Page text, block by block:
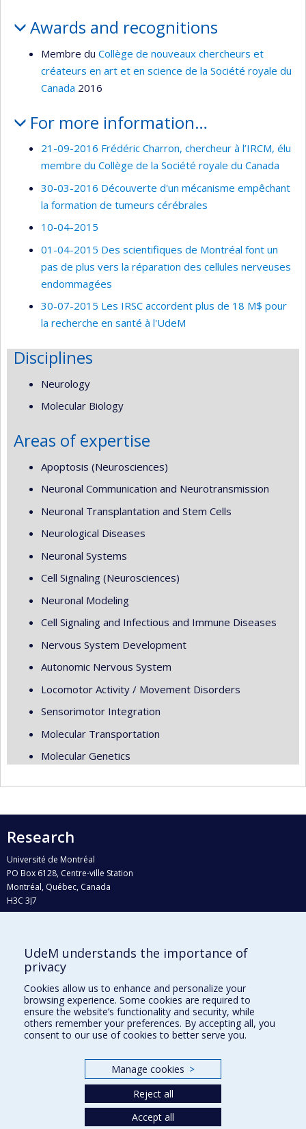
Awards and recognitions
Membre du Collège de nouveaux chercheurs et
créateurs en art et en science de la Société royale du
Canada 2016
For more information…
21-09-2016 Frédéric Charron, chercheur à l’IRCM, élu
membre du Collège de la Société royale du Canada
30-03-2016 Découverte d'un mécanisme empêchant
la formation de tumeurs cérébrales
10-04-2015
01-04-2015 Des scientifiques de Montréal font un
pas de plus vers la réparation des cellules nerveuses
endommagées
30-07-2015 Les IRSC accordent plus de 18 M$ pour
la recherche en santé à l'UdeM
Disciplines
Neurology
Molecular Biology
Areas of expertise
Apoptosis (Neurosciences)
Neuronal Communication and Neurotransmission
Neuronal Transplantation and Stem Cells
Neurological Diseases
Neuronal Systems
Cell Signaling (Neurosciences)
Neuronal Modeling
Cell Signaling and Infectious and Immune Diseases
Nervous System Development
Autonomic Nervous System
Locomotor Activity / Movement Disorders
Sensorimotor Integration
Molecular Transportation
Molecular Genetics
Research
Université de Montréal
PO Box 6128, Centre-ville Station
Montréal, Québec, Canada
H3C 3J7
Who does what?
Find us
Site map
Accessibility
UdeM understands the importance of
privacy
Cookies allow us to enhance and personalize your
browsing experience. Some cookies are required to
ensure the website’s functionality and security, while
others remember your preferences. By accepting all, you
consent to our use of cookies to better serve you.
Manage cookies >
Reject all
Accept all